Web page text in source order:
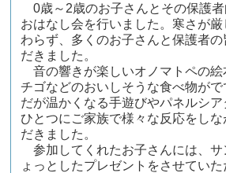
0歳～2歳のお子さんとその保護者
おはなし会を行いました。寒さが
わらず、多くのお子さんと保護者
だきました。
音の響きが楽しいオノマトペの絵
チゴなどのおいしそうな食べ物が
だが温かくなる手遊びやパネルシ
ひとつにご家族で様々な反応をし
だきました。
参加してくれたお子さんには、サ
ょっとしたプレゼントをさせてい